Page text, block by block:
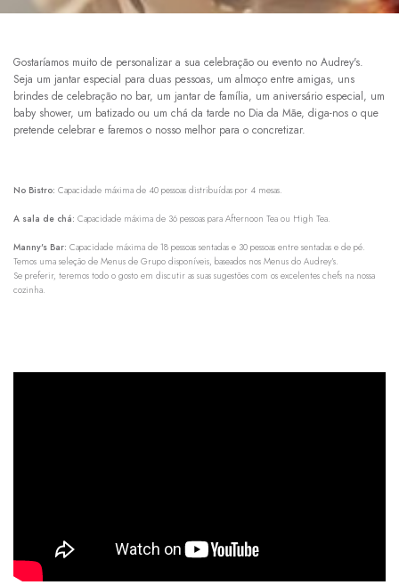
Gostaríamos muito de personalizar a sua celebração ou evento no Audrey's.
Seja um jantar especial para duas pessoas, um almoço entre amigas, uns
brindes de celebração no bar, um jantar de família, um aniversário especial, um
baby shower, um batizado ou um chá da tarde no Dia da Mãe, diga-nos o que
pretende celebrar e faremos o nosso melhor para o concretizar.
No Bistro: Capacidade máxima de 40 pessoas distribuídas por 4 mesas.
A sala de chá: Capacidade máxima de 36 pessoas para Afternoon Tea ou High Tea.
Manny's Bar: Capacidade máxima de 18 pessoas sentadas e 30 pessoas entre sentadas e de pé.
Temos uma seleção de Menus de Grupo disponíveis, baseados nos Menus do Audrey’s.
Se preferir, teremos todo o gosto em discutir as suas sugestões com os excelentes chefs na nossa
cozinha.